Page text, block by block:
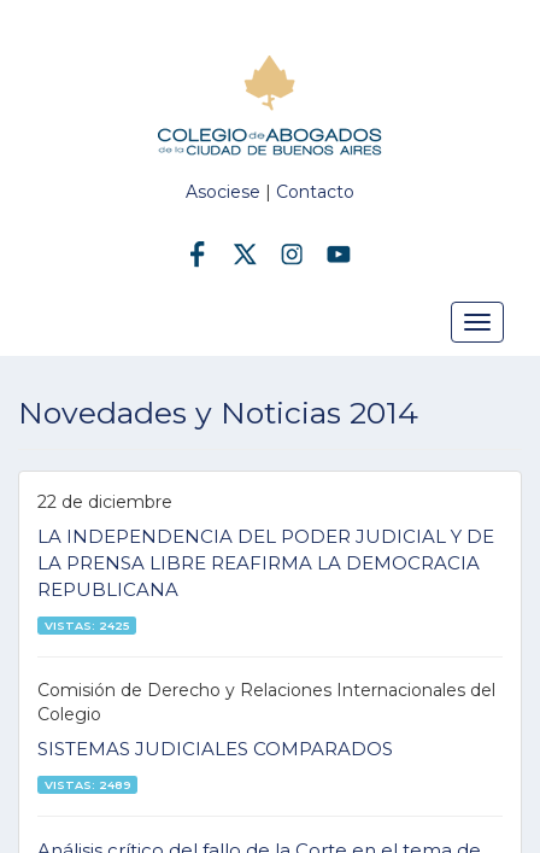
Asociese | Contacto
Toggle
Novedades y Noticias 2014
22 de diciembre
LA INDEPENDENCIA DEL PODER JUDICIAL Y DE
LA PRENSA LIBRE REAFIRMA LA DEMOCRACIA
REPUBLICANA
VISTAS: 2425
Comisión de Derecho y Relaciones Internacionales del
Colegio
SISTEMAS JUDICIALES COMPARADOS
VISTAS: 2489